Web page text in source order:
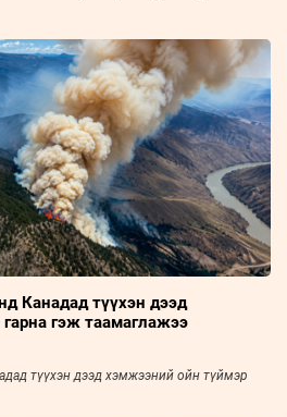
Канадад түүхэн дээд
гэж таамаглажээ
түүхэн дээд хэмжээний ойн түймэр